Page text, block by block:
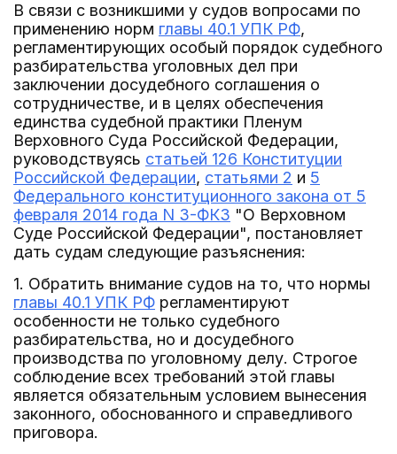
В связи с возникшими у судов вопросами по
применению норм главы 40.1 УПК РФ,
регламентирующих особый порядок судебного
разбирательства уголовных дел при
заключении досудебного соглашения о
сотрудничестве, и в целях обеспечения
единства судебной практики Пленум
Верховного Суда Российской Федерации,
руководствуясь статьей 126 Конституции
Российской Федерации, статьями 2 и 5
Федерального конституционного закона от 5
февраля 2014 года N 3-ФКЗ "О Верховном
Суде Российской Федерации", постановляет
дать судам следующие разъяснения:
1. Обратить внимание судов на то, что нормы
главы 40.1 УПК РФ регламентируют
особенности не только судебного
разбирательства, но и досудебного
производства по уголовному делу. Строгое
соблюдение всех требований этой главы
является обязательным условием вынесения
законного, обоснованного и справедливого
приговора.